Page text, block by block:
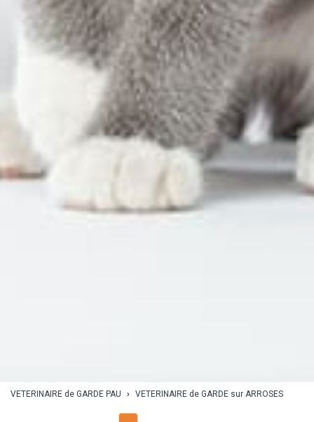
VETERINAIRE de GARDE PAU › VETERINAIRE de GARDE sur ARROSES